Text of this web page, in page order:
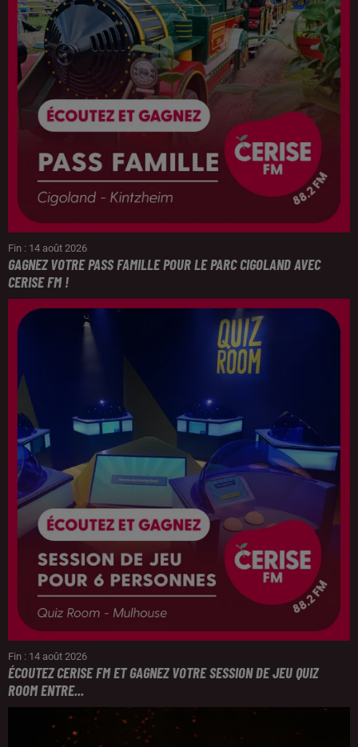
Fin : 14 août 2026
GAGNEZ VOTRE PASS FAMILLE POUR LE PARC CIGOLAND AVEC
CERISE FM !
Fin : 14 août 2026
ÉCOUTEZ CERISE FM ET GAGNEZ VOTRE SESSION DE JEU QUIZ
ROOM ENTRE...